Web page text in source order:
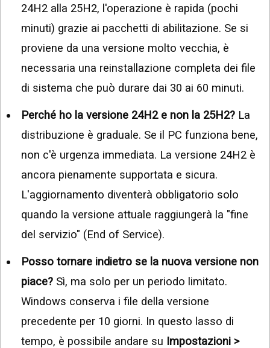
24H2 alla 25H2, l'operazione è rapida (pochi
minuti) grazie ai pacchetti di abilitazione. Se si
proviene da una versione molto vecchia, è
necessaria una reinstallazione completa dei file
di sistema che può durare dai 30 ai 60 minuti.
Perché ho la versione 24H2 e non la 25H2? La
distribuzione è graduale. Se il PC funziona bene,
non c'è urgenza immediata. La versione 24H2 è
ancora pienamente supportata e sicura.
L'aggiornamento diventerà obbligatorio solo
quando la versione attuale raggiungerà la "fine
del servizio" (End of Service).
Posso tornare indietro se la nuova versione non
piace? Sì, ma solo per un periodo limitato.
Windows conserva i file della versione
precedente per 10 giorni. In questo lasso di
tempo, è possibile andare su Impostazioni >